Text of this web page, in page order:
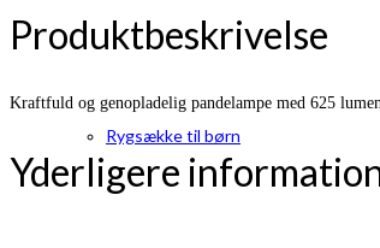
Rygsække til børn
Produktbeskrivelse
Kraftfuld og genopladelig pandelampe med 625
Yderligere